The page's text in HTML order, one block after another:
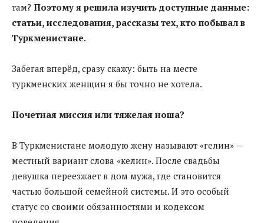
там? Поэтому я решила изучить доступные данные:
статьи, исследования, рассказы тех, кто побывал в
Туркменистане.
Забегая вперёд, сразу скажу: быть на месте
туркменских женщин я бы точно не хотела.
Почетная миссия или тяжелая ноша?
В Туркменистане молодую жену называют «гелин» —
местный вариант слова «келин». После свадьбы
девушка переезжает в дом мужа, где становится
частью большой семейной системы. И это особый
статус со своими обязанностями и кодексом